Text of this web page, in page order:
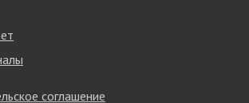
соглашение